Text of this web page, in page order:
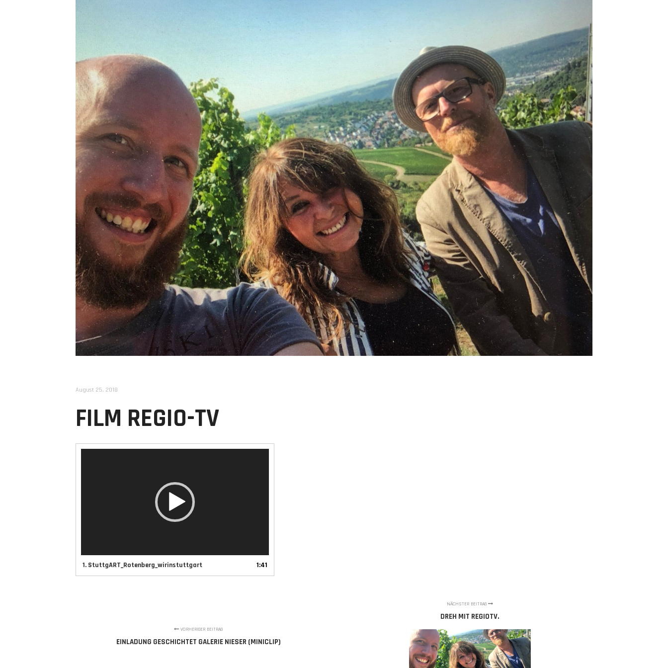
August 25, 2018
FILM REGIO-TV
1. StuttgART_Rotenberg_wirinstuttgart 1:41
VORHERIGER BEITRAG
EINLADUNG GESCHICHTET GALERIE NIESER (MINICLIP)
NÄCHSTER BEITRAG
DREH MIT REGIOTV.